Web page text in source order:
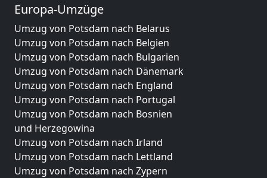
Europa-Umzüge
Umzug von Potsdam nach Belarus
Umzug von Potsdam nach Belgien
Umzug von Potsdam nach Bulgarien
Umzug von Potsdam nach Dänemark
Umzug von Potsdam nach England
Umzug von Potsdam nach Portugal
Umzug von Potsdam nach Bosnien
und Herzegowina
Umzug von Potsdam nach Irland
Umzug von Potsdam nach Lettland
Umzug von Potsdam nach Zypern